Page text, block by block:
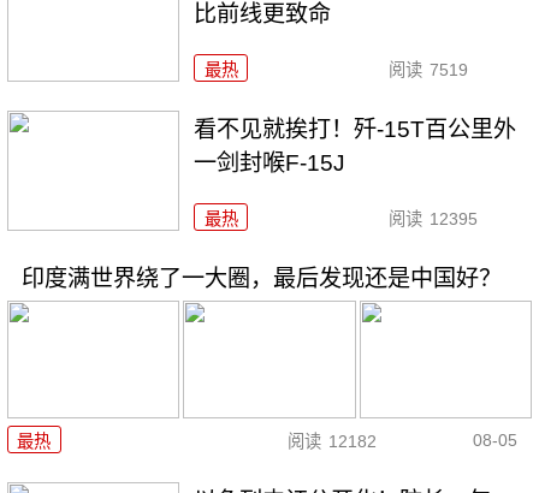
比前线更致命
最热 阅读 7519
看不见就挨打！歼-15T百公里外
一剑封喉F-15J
最热 阅读 12395
印度满世界绕了一大圈，最后发现还是中国好？
最热 阅读 12182 08-05